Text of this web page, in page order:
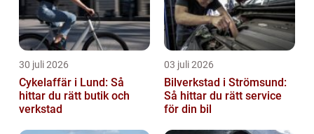
30 juli 2026
Cykelaffär i Lund: Så
hittar du rätt butik och
verkstad
03 juli 2026
Bilverkstad i Strömsund:
Så hittar du rätt service
för din bil